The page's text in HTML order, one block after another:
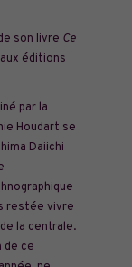
son livre Ce
éditions
par la
Houdart se
Daiichi
restée vivre
la centrale.
de ce